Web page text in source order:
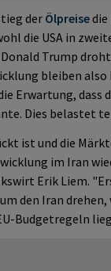
der Ölpreisedie
die USA in
Trump
bleiben
Erwartung, dass
Dies belastet
ist und die
im Iran
Erik Liem.
den Iran
Budgetregeln